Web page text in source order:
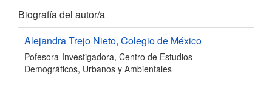
Detalles
del
artículo
Biografía del autor/a
Alejandra Trejo Nieto, Colegio de México
Pofesora-Investigadora, Centro de Estudios
Demográficos, Urbanos y Ambientales